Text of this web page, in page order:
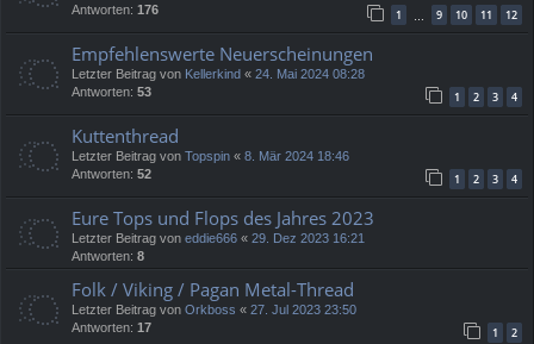
Antworten: 176 1 9 10 11 12
Empfehlenswerte Neuerscheinungen
Letzter Beitrag von Kellerkind « 24. Mai 2024 08:28
Antworten: 53 1 2 3 4
Kuttenthread
Letzter Beitrag von Topspin « 8. Mär 2024 18:46
Antworten: 52 1 2 3 4
Eure Tops und Flops des Jahres 2023
Letzter Beitrag von eddie666 « 29. Dez 2023 16:21
Antworten: 8
Folk / Viking / Pagan Metal-Thread
Letzter Beitrag von Orkboss « 27. Jul 2023 23:50
Antworten: 17 1 2